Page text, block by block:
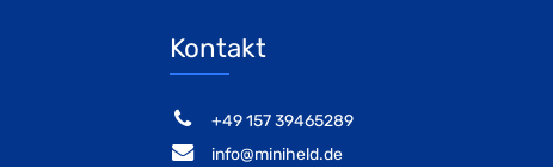
Kontakt
‭+49 157 39465289‬
info@miniheld.de